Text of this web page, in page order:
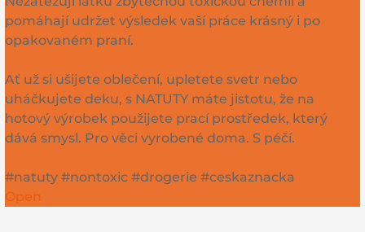
pomáhají udržet výsledek vaší práce krásný i po
opakovaném praní.
Ať už si ušijete oblečení, upletete svetr nebo
uháčkujete deku, s NATUTY máte jistotu, že na
hotový výrobek použijete prací prostředek, který
dává smysl. Pro věci vyrobené doma. S péčí.
#natuty #nontoxic #drogerie #ceskaznacka
Open